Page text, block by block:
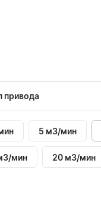
привода
5 м3/мин
мин 20 м3/мин